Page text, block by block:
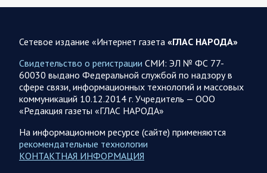
07.08.2026 09:56
Спецоперация
объектам в 6 областях Украины
147 БПЛА, запущенных с территории России, из которых
якобы «сбиты/подавлены» – 114. В Рени…
07.08.2026 09:46
Спецоперация
Фронтовая сводка Олега Царева на утро 7 августа 2026
года
203 украинских БПЛА сбито ПВО ночью над 18 субъектами
Сетевое издание «Интернет газета «ГЛАС НАРОДА»
Свидетельство о регистрации СМИ: ЭЛ № ФС 77-
60030 выдано Федеральной службой по надзору в
сфере связи, информационных технологий и массовых
коммуникаций 10.12.2014 г. Учредитель — ООО
«Редакция газеты «ГЛАС НАРОДА»
На информационном ресурсе (сайте) применяются
рекомендательные технологии
КОНТАКТНАЯ ИНФОРМАЦИЯ